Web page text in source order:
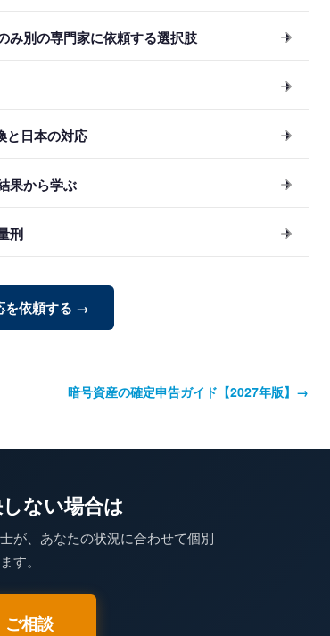
み別の専門家に依頼する選択肢
と日本の対応
果から学ぶ
刑
を依頼する →
暗号資産の確定申告ガイド【2027年版】→
ない場合は
が、あなたの状況に合わせて個別
す。
ご相談